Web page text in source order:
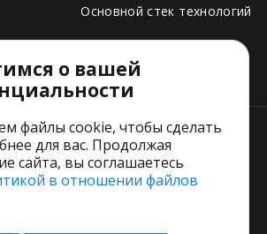
Основной стек технологий
соглашение
о вашей
файлы cookie, чтобы сделать
для вас. Продолжая
сайта, вы соглашаетесь
в отношении файлов